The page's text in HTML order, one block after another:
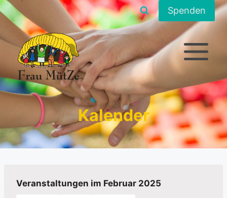
Zum
Inhalt
springen
Spenden
Kalender
Veranstaltungen im Februar 2025